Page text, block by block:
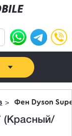
Фен Dyson
(Красный/